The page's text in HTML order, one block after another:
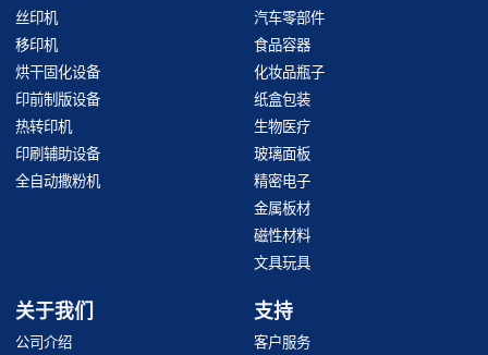
丝印机
移印机
烘干固化设备
印前制版设备
热转印机
印刷辅助设备
全自动撒粉机
汽车零部件
食品容器
化妆品瓶子
纸盒包装
生物医疗
玻璃面板
精密电子
金属板材
磁性材料
文具玩具
关于我们
公司介绍
支持
客户服务